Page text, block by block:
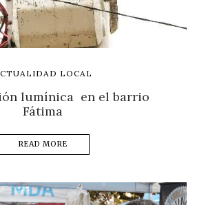
LOCAL
lumínica en el barrio
Fátima
READ MORE